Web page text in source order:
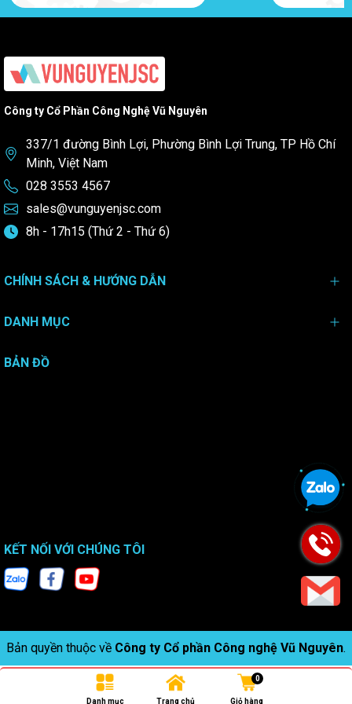
Công ty Cổ Phần Công Nghệ Vũ Nguyên
337/1 đường Bình Lợi, Phường Bình Lợi Trung, TP Hồ Chí
Minh, Việt Nam
028 3553 4567
sales@vunguyenjsc.com
8h - 17h15 (Thứ 2 - Thứ 6)
CHÍNH SÁCH & HƯỚNG DẪN
DANH MỤC
BẢN ĐỒ
KẾT NỐI VỚI CHÚNG TÔI
Bản quyền thuộc về Công ty Cổ phần Công nghệ Vũ Nguyên.
Danh mục Trang chủ Giỏ hàng
0